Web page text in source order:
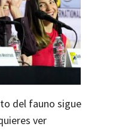
del fauno sigue
ver